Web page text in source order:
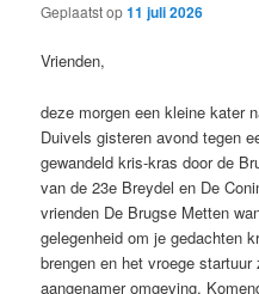
Geplaatst op11 juli 2026
Vrienden,
deze morgen een kleine kater
Duivels gisteren avond tegen
gewandeld kris-kras door de
van de 23e Breydel en De
vrienden De Brugse Metten
gelegenheid om je gedachten
brengen en het vroege
aangenamer omgeving.